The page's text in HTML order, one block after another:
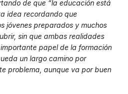
de que “la educación está
idea recordando que
jóvenes preparados y muchos
sin que ambas realidades
papel de la formación
un largo camino por
problema, aunque va por buen